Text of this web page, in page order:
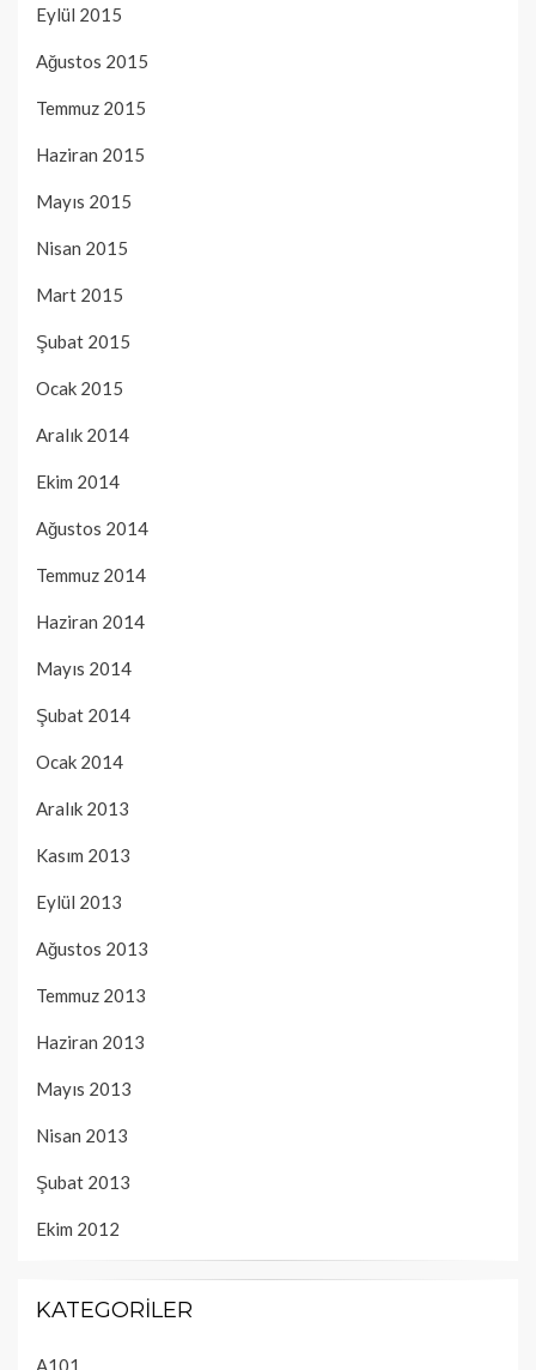
Eylül 2015
Ağustos 2015
Temmuz 2015
Haziran 2015
Mayıs 2015
Nisan 2015
Mart 2015
Şubat 2015
Ocak 2015
Aralık 2014
Ekim 2014
Ağustos 2014
Temmuz 2014
Haziran 2014
Mayıs 2014
Şubat 2014
Ocak 2014
Aralık 2013
Kasım 2013
Eylül 2013
Ağustos 2013
Temmuz 2013
Haziran 2013
Mayıs 2013
Nisan 2013
Şubat 2013
Ekim 2012
KATEGORILER
A101